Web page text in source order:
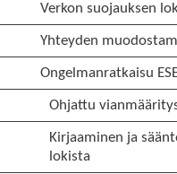
Verkon suojauksen
Yhteyden
Ongelmanratkaisu
Ohjattu
Kirjaaminen ja
lokista